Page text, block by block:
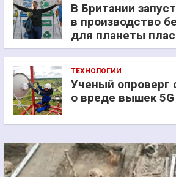
В Британии
в производство
для планеты
ТЕХНОЛОГИИ
Ученый опроверг
о вреде вышек 5G